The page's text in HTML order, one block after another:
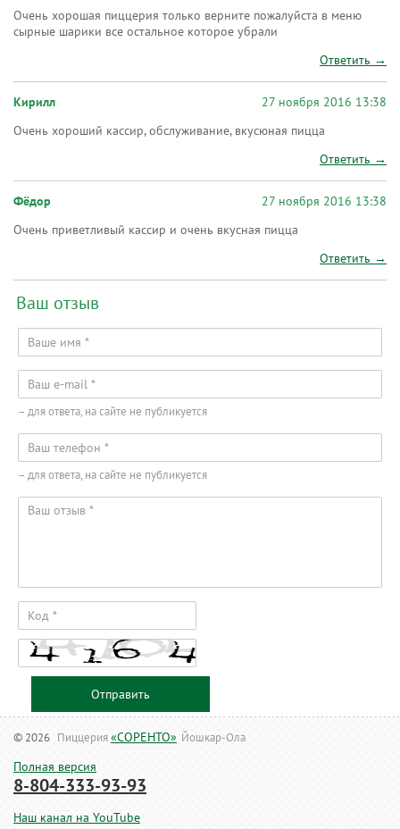
Очень хорошая пиццерия только верните пожалуйста в меню
сырные шарики все остальное которое убрали
Ответить →
Кирилл
27 ноября 2016 13:38
Очень хороший кассир, обслуживание, вкусюная пицца
Ответить →
Фёдор
27 ноября 2016 13:38
Очень приветливый кассир и очень вкусная пицца
Ответить →
Ваш отзыв
– для ответа, на сайте не публикуется
– для ответа, на сайте не публикуется
Отправить
© 2026 Пиццерия«СОРЕНТО» Йошкар-Ола
Полная версия
8-804-333-93-93
Наш канал на YouTube